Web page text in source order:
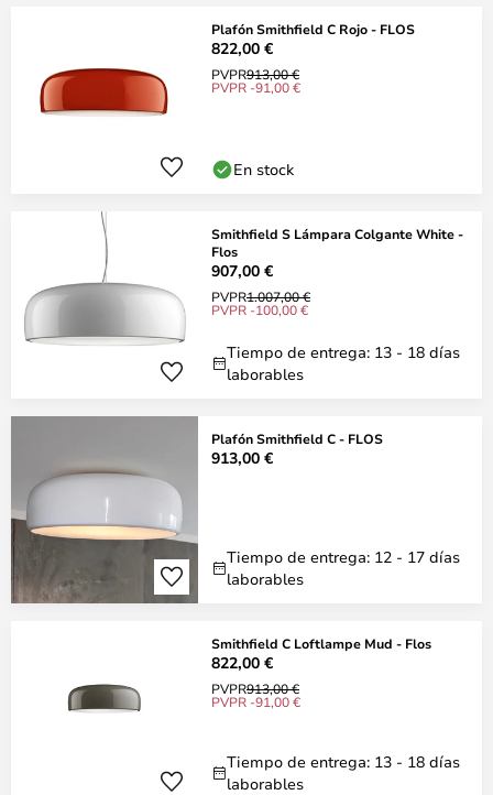
Plafón Smithfield C Rojo - FLOS
822,00 €
PVPR913,00 €
PVPR -91,00 €
En stock
Smithfield S Lámpara Colgante White -
Flos
907,00 €
PVPR1.007,00 €
PVPR -100,00 €
Tiempo de entrega: 13 - 18 días
laborables
Plafón Smithfield C - FLOS
913,00 €
Tiempo de entrega: 12 - 17 días
laborables
Smithfield C Loftlampe Mud - Flos
822,00 €
PVPR913,00 €
PVPR -91,00 €
Tiempo de entrega: 13 - 18 días
laborables